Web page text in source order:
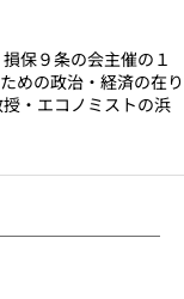
保９条の会主催の１
めの政治・経済の在り
・エコノミストの浜